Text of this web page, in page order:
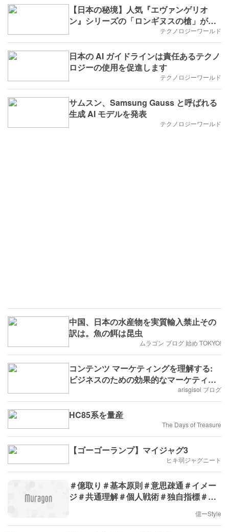
【日本の秘境】人気『エヴァンゲリオ
ン』シリーズの「ロンギヌスの槍」がア
テクノロジーワールド
日本の AI ガイドラインは責任あるテクノ
ロジーの使用を促進します
テクノロジーワールド
サムスン、Samsung Gauss と呼ばれる
生成 AI モデルを発表
テクノロジーワールド
中国、日本の水産物を実質輸入禁止その
訳は。魚の餌は昆虫
ムラゴン ブログ 始め TOKYO!
コンテンツ マーケティングを理解する:
ビジネスのための効果的なマーケティン
arisgisol ブログ
HC85系を量産
The Days of Treasure
【ゴーゴーランプ】マイジャグ3
ヒキ弱ジャグニート
＃億取り＃基本原則＃意思疎通＃イメー
ジ＃共通理解＃個人戦術＃独自指標＃ア
億ーStyle